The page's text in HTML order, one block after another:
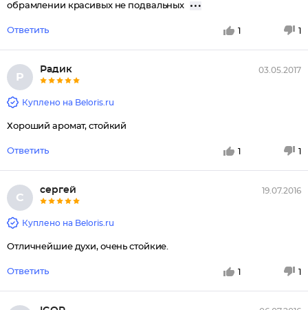
обрамлении красивых не подвальных
Ответить 1 1
Р
Радик 03.05.2017
Куплено на Beloris.ru
Хороший аромат, стойкий
Ответить 1 1
С
сергей 19.07.2016
Куплено на Beloris.ru
Отличнейшие духи, очень стойкие.
Ответить 1 1